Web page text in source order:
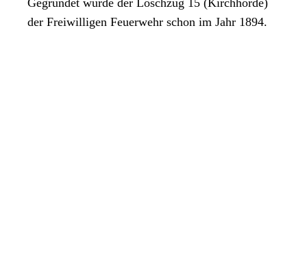
der Freiwilligen Feuerwehr schon im Jahr 1894.